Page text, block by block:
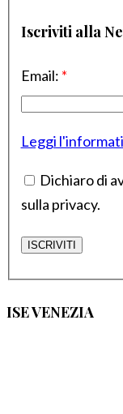
Iscriviti alla
Email: *
Leggi
Dichiaro di
sulla privacy.
ISE VENEZIA